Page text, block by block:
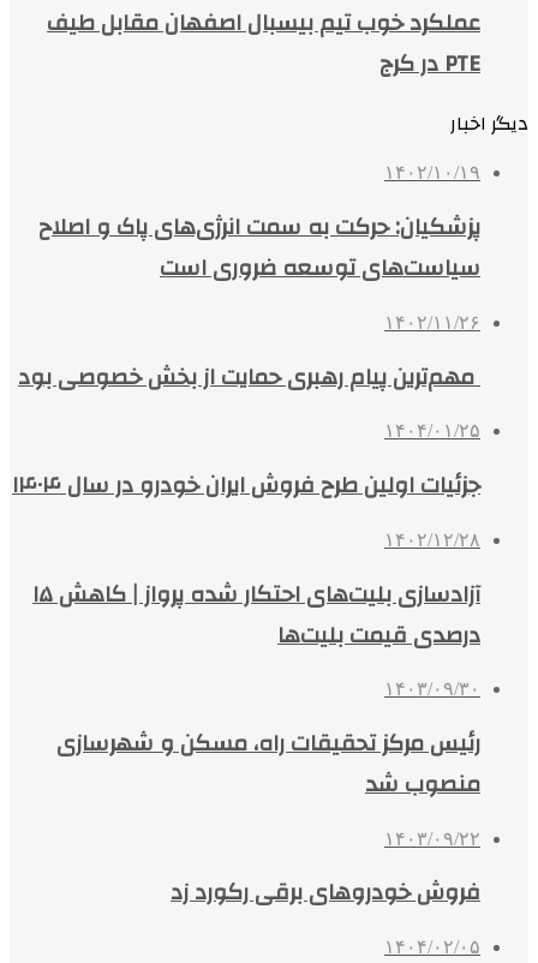
عملکرد خوب تیم بیسبال اصفهان مقابل طیف
PTE در کرج
دیگر اخبار
۱۴۰۲/۱۰/۱۹
پزشکیان: حرکت به سمت انرژی‌های پاک و اصلاح
سیاست‌های توسعه ضروری است
۱۴۰۲/۱۱/۲۶
مهم‌ترین پیام رهبری حمایت از بخش خصوصی بود
۱۴۰۴/۰۱/۲۵
جزئیات اولین طرح فروش ایران خودرو در سال ۱۴۰۴
۱۴۰۲/۱۲/۲۸
آزادسازی بلیت‌های احتکار شده پرواز ‌| کاهش ۱۵
درصدی قیمت بلیت‌ها
۱۴۰۳/۰۹/۳۰
رئیس مرکز تحقیقات راه، مسکن و شهرسازی
منصوب شد
۱۴۰۳/۰۹/۲۲
فروش خودروهای برقی رکورد زد
۱۴۰۴/۰۲/۰۵